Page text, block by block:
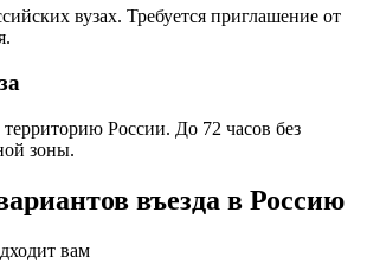
вузах. Требуется приглашение от
территорию России. До 72 часов без
зоны.
въезда в Россию
вам